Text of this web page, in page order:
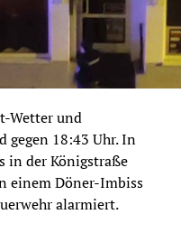
Wetter und
gegen 18:43 Uhr. In
in der Königstraße
einem Döner-Imbiss
alarmiert.